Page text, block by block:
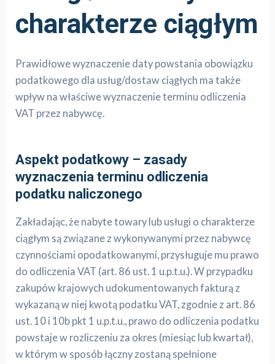
charakterze ciągłym
Prawidłowe wyznaczenie daty powstania obowiązku
podatkowego dla usług/dostaw ciągłych ma także
wpływ na właściwe wyznaczenie terminu odliczenia
VAT przez nabywcę.
Aspekt podatkowy – zasady
wyznaczenia terminu odliczenia
podatku naliczonego
Zakładając, że nabyte towary lub usługi o charakterze
ciągłym są związane z wykonywanymi przez nabywcę
czynnościami opodatkowanymi, przysługuje mu prawo
do odliczenia VAT (art. 86 ust. 1 u.p.t.u.). W przypadku
zakupów krajowych udokumentowanych fakturą z
wykazaną w niej kwotą podatku VAT, zgodnie z art. 86
ust. 10 i 10b pkt 1 u.p.t.u., prawo do odliczenia podatku
powstaje w rozliczeniu za okres (miesiąc lub kwartał),
w którym w sposób łączny zostaną spełnione